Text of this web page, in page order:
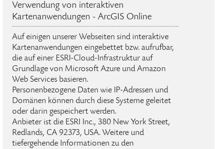
Verwendung von interaktiven
Kartenanwendungen - ArcGIS Online
Auf einigen unserer Webseiten sind interaktive
Kartenanwendungen eingebettet bzw. aufrufbar,
die auf einer ESRI-Cloud-Infrastruktur auf
Grundlage von Microsoft Azure und Amazon
Web Services basieren.
Personenbezogene Daten wie IP-Adressen und
Domänen können durch diese Systeme geleitet
oder darin gespeichert werden.
Anbieter ist die ESRI Inc., 380 New York Street,
Redlands, CA 92373, USA. Weitere und
tiefergehende Informationen zu den